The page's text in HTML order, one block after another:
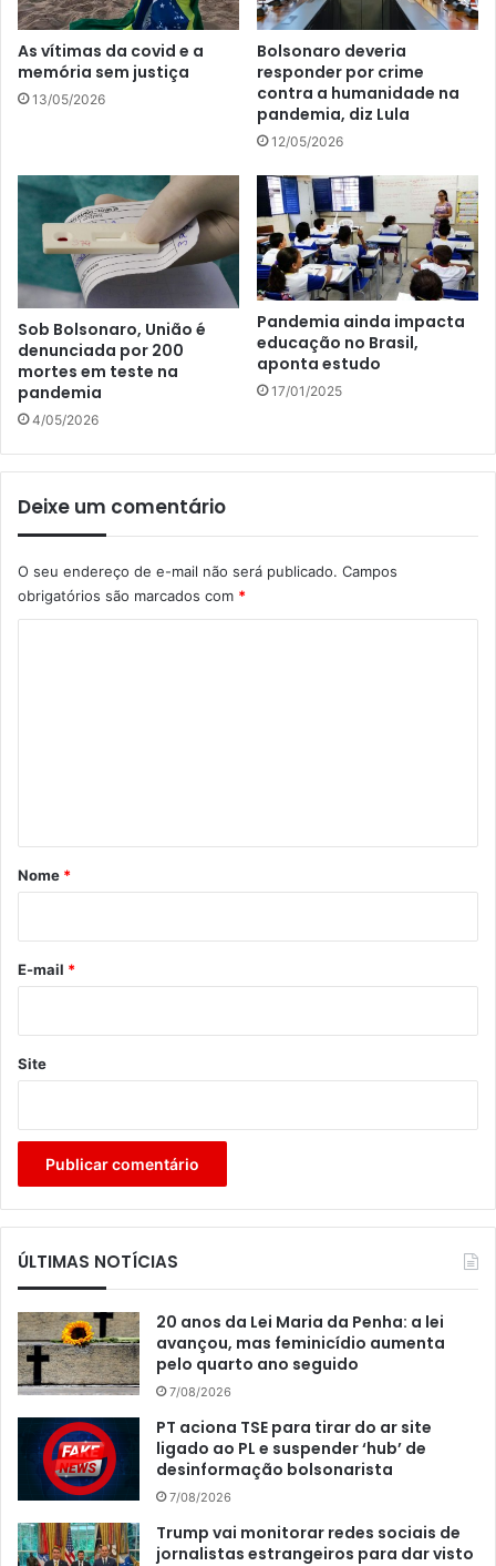
As vítimas da covid e a
memória sem justiça
13/05/2026
Bolsonaro deveria
responder por crime
contra a humanidade na
pandemia, diz Lula
12/05/2026
Sob Bolsonaro, União é
denunciada por 200
mortes em teste na
pandemia
4/05/2026
Pandemia ainda impacta
educação no Brasil,
aponta estudo
17/01/2025
Deixe um comentário
O seu endereço de e-mail não será publicado. Campos
obrigatórios são marcados com *
r
*
Nome *
E-mail *
Site
ÚLTIMAS NOTÍCIAS
20 anos da Lei Maria da Penha: a lei
avançou, mas feminicídio aumenta
pelo quarto ano seguido
7/08/2026
PT aciona TSE para tirar do ar site
ligado ao PL e suspender ‘hub’ de
desinformação bolsonarista
7/08/2026
Trump vai monitorar redes sociais de
jornalistas estrangeiros para dar visto